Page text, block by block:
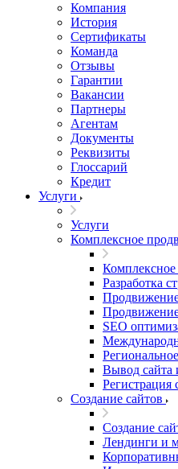
Компания
История
Сертификаты
Команда
Отзывы
Гарантии
Вакансии
Партнеры
Агентам
Документы
Реквизиты
Глоссарий
Кредит
Услуги
Услуги
Комплексное
Разработка
SEO
Вывод сайта
Регистрация
Создание сайтов
Создание
Лендинги и